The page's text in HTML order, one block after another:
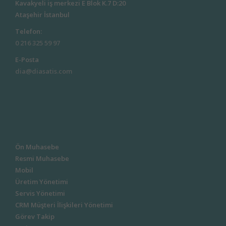
Kavakyeli iş merkezi E Blok K.7 D:20
Ataşehir İstanbul
Telefon:
0 216 325 59 97
E-Posta
dia@diasatis.com
Ön Muhasebe
Resmi Muhasebe
Mobil
Üretim Yönetimi
Servis Yönetimi
CRM Müşteri İlişkileri Yönetimi
Görev Takip